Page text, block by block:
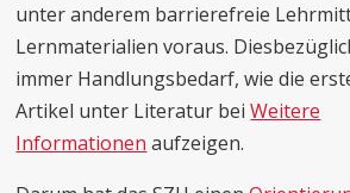
unter anderem barrierefreie
Lernmaterialien voraus.
immer Handlungsbedarf, wie die
Artikel unter Literatur beiWeitere
Informationen aufzeigen.